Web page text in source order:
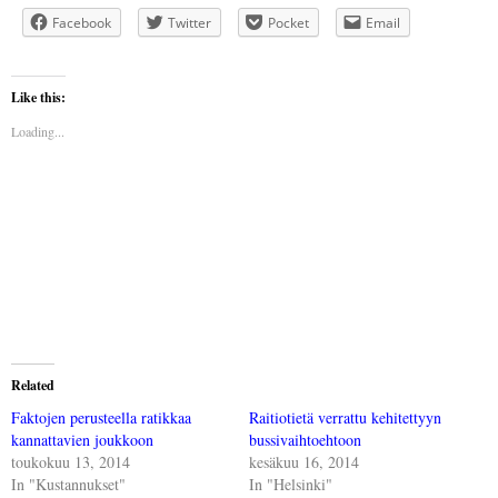
Facebook Twitter Pocket Email
Like this:
Loading...
Related
Faktojen perusteella ratikkaa
kannattavien joukkoon
toukokuu 13, 2014
In "Kustannukset"
Raitiotietä verrattu kehitettyyn
bussivaihtoehtoon
kesäkuu 16, 2014
In "Helsinki"